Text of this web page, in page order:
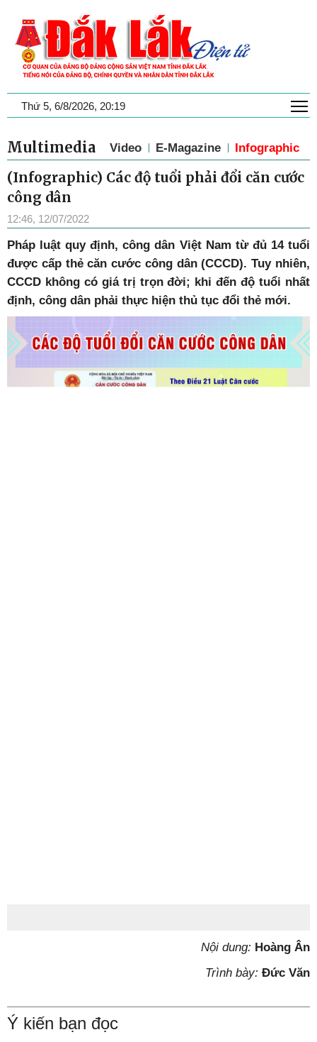
Thứ 5, 6/8/2026, 20:19
Multimedia Video E-Magazine Infographic
(Infographic) Các độ tuổi phải đổi căn cước
công dân
12:46, 12/07/2022
Pháp luật quy định, công dân Việt Nam từ đủ 14 tuổi
được cấp thẻ căn cước công dân (CCCD). Tuy nhiên,
CCCD không có giá trị trọn đời; khi đến độ tuổi nhất
định, công dân phải thực hiện thủ tục đổi thẻ mới.
Nội dung: Hoàng Ân
Trình bày: Đức Văn
Ý kiến bạn đọc